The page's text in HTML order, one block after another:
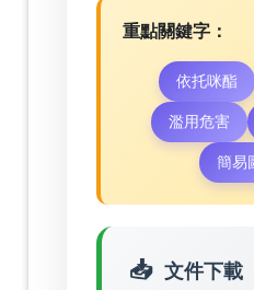
重點關鍵字：
依托咪酯
濫用危害
簡易
文件下載